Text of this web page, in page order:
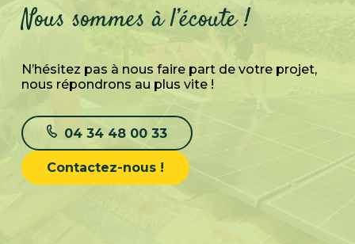
Nous sommes à l’écoute !
N’hésitez pas à nous faire part de votre projet,
nous répondrons au plus vite !
04 34 48 00 33
Contactez-nous !